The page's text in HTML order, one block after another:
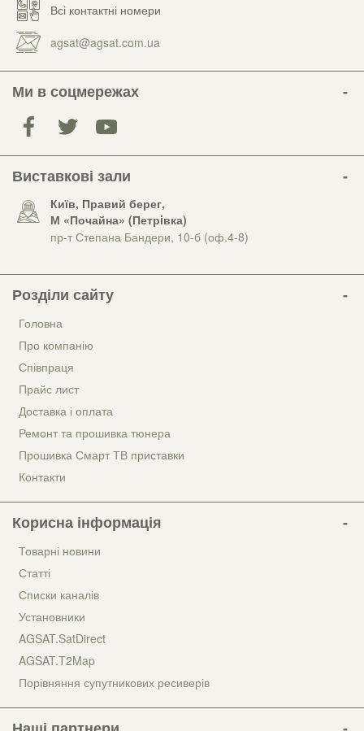
Всі контактні номери
agsat@agsat.com.ua
Ми в соцмережах
Виставкові зали
Київ, Правий берег,
М «Почайна» (Петрiвка)
пр-т Степана Бандери, 10-б (оф.4-8)
Розділи сайту
Головна
Про компанію
Співпраця
Прайс лист
Доставка і оплата
Ремонт та прошивка тюнера
Прошивка Смарт ТВ приставки
Контакти
Корисна інформація
Товарні новини
Статті
Списки каналів
Установники
AGSAT.SatDirect
AGSAT.T2Map
Порівняння супутникових ресиверів